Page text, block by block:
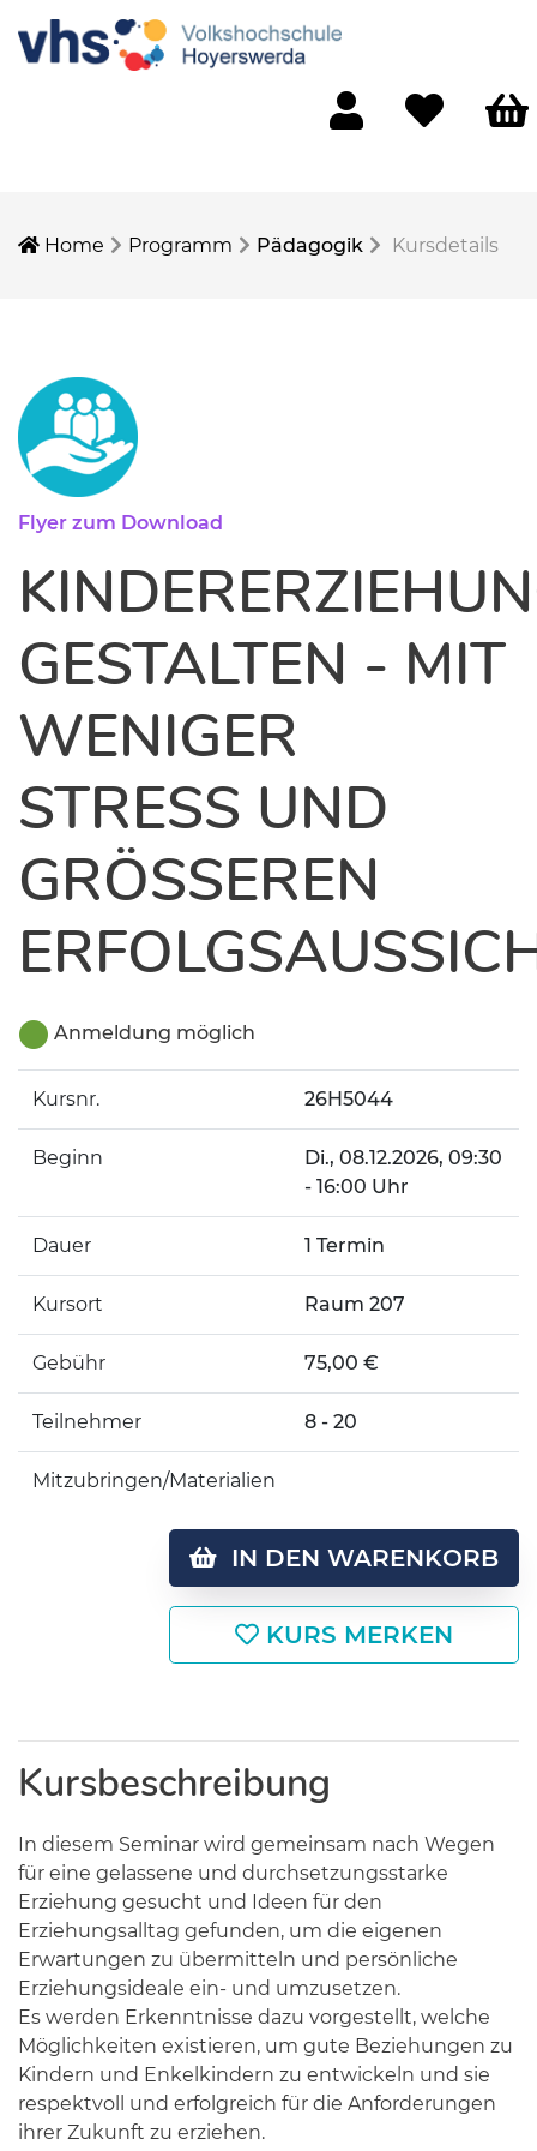
Home Programm Pädagogik Kursdetails
Flyer zum Download
GESTALTEN - MIT
WENIGER
STRESS UND
GRÖSSEREN E
Anmeldung möglich
Kursnr. 26H5044
Beginn Di., 08.12.2026, 09:30
- 16:00 Uhr
Dauer 1 Termin
Kursort Raum 207
Gebühr 75,00 €
Teilnehmer 8 - 20
Mitzubringen/Materialien
IN DEN WARENKORB
KURS MERKEN
Kursbeschreibung
In diesem Seminar wird gemeinsam nach Wegen
für eine gelassene und durchsetzungsstarke
Erziehung gesucht und Ideen für den
Erziehungsalltag gefunden, um die eigenen
Erwartungen zu übermitteln und persönliche
Erziehungsideale ein- und umzusetzen.
Es werden Erkenntnisse dazu vorgestellt, welche
Möglichkeiten existieren, um gute Beziehungen zu
Kindern und Enkelkindern zu entwickeln und sie
respektvoll und erfolgreich für die Anforderungen
ihrer Zukunft zu erziehen.